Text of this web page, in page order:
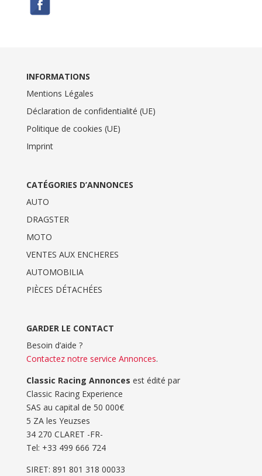
INFORMATIONS
Mentions Légales
Déclaration de confidentialité (UE)
Politique de cookies (UE)
Imprint
CATÉGORIES D’ANNONCES
AUTO
DRAGSTER
MOTO
VENTES AUX ENCHERES
AUTOMOBILIA
PIÈCES DÉTACHÉES
GARDER LE CONTACT
Besoin d’aide ?
Contactez notre service Annonces.
Classic Racing Annonces est édité par
Classic Racing Experience
SAS au capital de 50 000€
5 ZA les Yeuzses
34 270 CLARET -FR-
Tel: ‭+33 499 666 724‬
SIRET: 891 801 318 00033